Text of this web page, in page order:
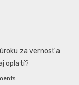
za vernosť a
oplatí?